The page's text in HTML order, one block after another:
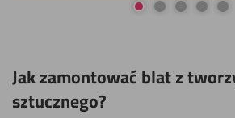
Przejdź do slajdu 1
Przejdź do
Przejdź
Jak zamontować blat z
sztucznego?